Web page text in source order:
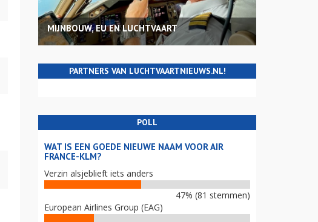
MIJNBOUW, EU EN LUCHTVAART
PARTNERS VAN LUCHTVAARTNIEUWS.NL!
POLL
WAT IS EEN GOEDE NIEUWE NAAM VOOR AIR
FRANCE-KLM?
Verzin alsjeblieft iets anders
47% (81 stemmen)
European Airlines Group (EAG)